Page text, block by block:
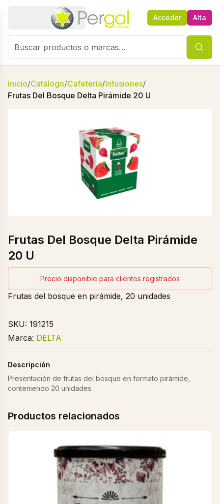
Acceder Alta
Inicio/Catálogo/Cafetería/Infusiones/
Frutas Del Bosque Delta Pirámide 20 U
Frutas Del Bosque Delta Pirámide
20 U
Precio disponible para clientes registrados
Frutas del bosque en pirámide, 20 unidades
SKU: 191215
Marca: DELTA
Descripción
Presentación de frutas del bosque en formato pirámide,
conteniendo 20 unidades
Productos relacionados